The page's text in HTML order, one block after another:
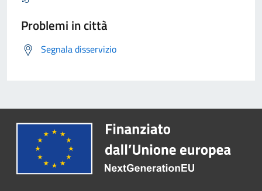
Problemi in città
Segnala disservizio